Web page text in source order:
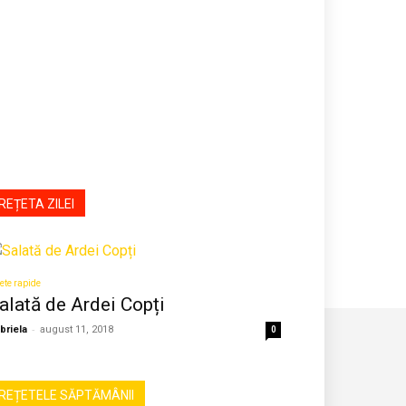
REȚETA ZILEI
rapide
de Ardei Copți
- august 11, 2018 0
REȚETELE SĂPTĂMÂNII